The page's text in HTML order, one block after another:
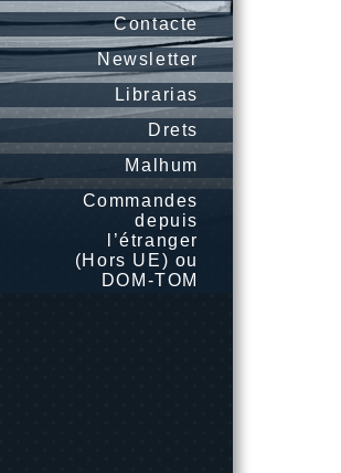
Contacte
Newsletter
Librarias
Drets
Malhum
Commandes
depuis
l’étranger
(Hors UE) ou
DOM-TOM